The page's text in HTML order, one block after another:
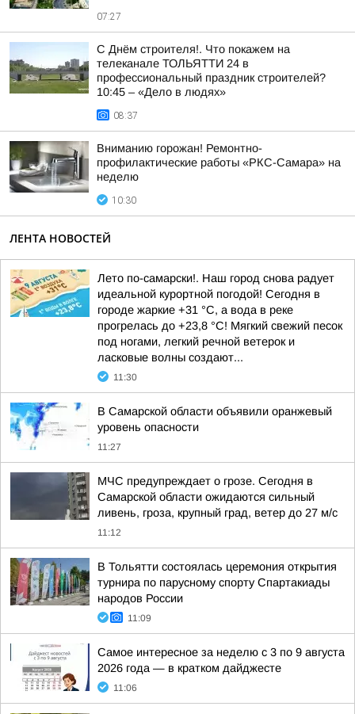
07:27
С Днём строителя!. Что покажем на
телеканале ТОЛЬЯТТИ 24 в
профессиональный праздник строителей?
10:45 – «Дело в людях»
08:37
Вниманию горожан! Ремонтно-
профилактические работы «РКС-Самара» на
неделю
10:30
ЛЕНТА НОВОСТЕЙ
Лето по-самарски!. Наш город снова радует
идеальной курортной погодой! Сегодня в
городе жаркие +31 °C, а вода в реке
прогрелась до +23,8 °C! Мягкий свежий песок
под ногами, легкий речной ветерок и
ласковые волны создают...
11:30
В Самарской области объявили оранжевый
уровень опасности
11:27
МЧС предупреждает о грозе. Сегодня в
Самарской области ожидаются сильный
ливень, гроза, крупный град, ветер до 27 м/с
11:12
В Тольятти состоялась церемония открытия
турнира по парусному спорту Спартакиады
народов России
11:09
Самое интересное за неделю с 3 по 9 августа
2026 года — в кратком дайджесте
11:06